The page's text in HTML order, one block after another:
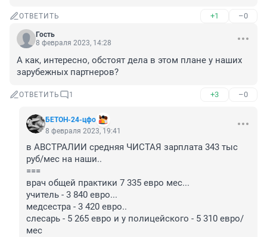
ОТВЕТИТЬ +1 –0
Гость
8 февраля 2023, 14:28
А как, интересно, обстоят дела в этом плане у наших
зарубежных партнеров?
ОТВЕТИТЬ 1 +3 –0
БЕТОН-24-цфо
8 февраля 2023, 19:41
в АВСТРАЛИИ средняя ЧИСТАЯ зарплата 343 тыс
руб/мес на наши..
===
врач общей практики 7 335 евро мес...
учитель - 3 840 евро...
медсестра - 3 420 евро..
слесарь - 5 265 евро и у полицейского - 5 310 евро/
мес